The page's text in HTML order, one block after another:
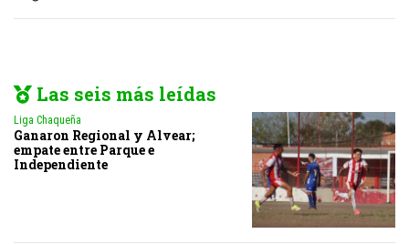
Las seis más leídas
Liga Chaqueña
Ganaron Regional y Alvear;
empate entre Parque e
Independiente